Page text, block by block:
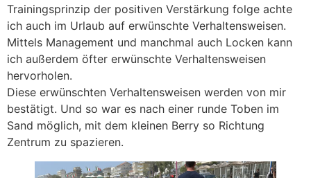
Trainingsprinzip der positiven Verstärkung folge achte
ich auch im Urlaub auf erwünschte Verhaltensweisen.
Mittels Management und manchmal auch Locken kann
ich außerdem öfter erwünschte Verhaltensweisen
hervorholen.
Diese erwünschten Verhaltensweisen werden von mir
bestätigt. Und so war es nach einer runde Toben im
Sand möglich, mit dem kleinen Berry so Richtung
Zentrum zu spazieren.